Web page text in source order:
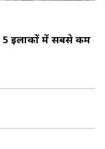
5 इलाकों में सबसे कम